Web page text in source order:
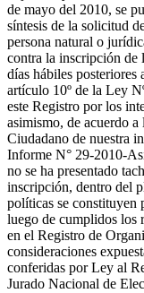
de mayo del 2010, se
síntesis de la solicitud
persona natural o
contra la inscripción de
días hábiles
artículo 10º de la Ley
este Registro por los
asimismo, de acuerdo
Ciudadano de nuestra
Informe N° 29-2010-
no se ha presentado
inscripción, dentro del
políticas se constituyen
luego de cumplidos los
en el Registro de
consideraciones
conferidas por Ley al
Jurado Nacional de